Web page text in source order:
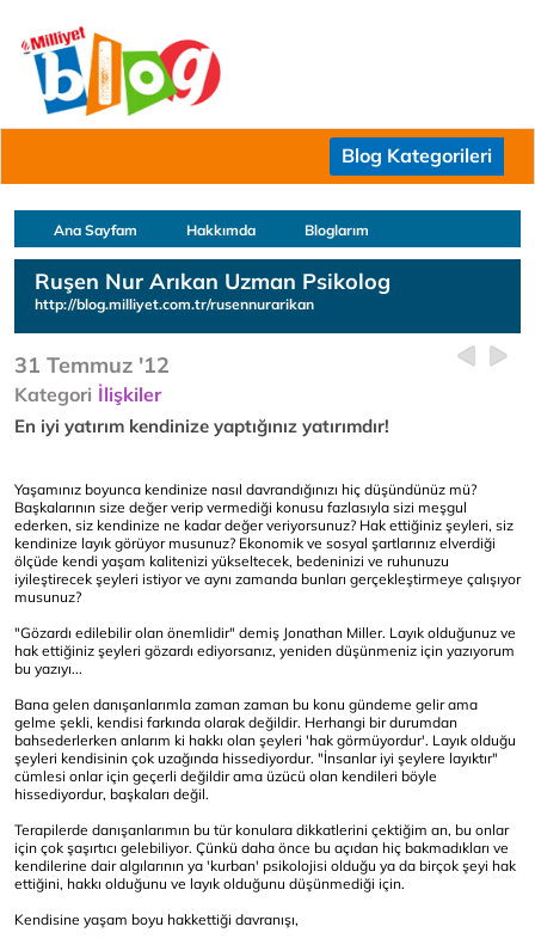
Blog Kategorileri
Ana Sayfam Hakkımda Bloglarım
Ruşen Nur Arıkan Uzman Psikolog
http://blog.milliyet.com.tr/rusennurarikan
31 Temmuz '12
Kategori İlişkiler
En iyi yatırım kendinize yaptığınız yatırımdır!
Yaşamınız boyunca kendinize nasıl davrandığınızı hiç düşündünüz mü?
Başkalarının size değer verip vermediği konusu fazlasıyla sizi meşgul
ederken, siz kendinize ne kadar değer veriyorsunuz? Hak ettiğiniz şeyleri, siz
kendinize layık görüyor musunuz? Ekonomik ve sosyal şartlarınız elverdiği
ölçüde kendi yaşam kalitenizi yükseltecek, bedeninizi ve ruhunuzu
iyileştirecek şeyleri istiyor ve aynı zamanda bunları gerçekleştirmeye çalışıyor
musunuz?
"Gözardı edilebilir olan önemlidir" demiş Jonathan Miller. Layık olduğunuz ve
hak ettiğiniz şeyleri gözardı ediyorsanız, yeniden düşünmeniz için yazıyorum
bu yazıyı...
Bana gelen danışanlarımla zaman zaman bu konu gündeme gelir ama
gelme şekli, kendisi farkında olarak değildir. Herhangi bir durumdan
bahsederlerken anlarım ki hakkı olan şeyleri 'hak görmüyordur'. Layık olduğu
şeyleri kendisinin çok uzağında hissediyordur. "İnsanlar iyi şeylere layıktır"
cümlesi onlar için geçerli değildir ama üzücü olan kendileri böyle
hissediyordur, başkaları değil.
Terapilerde danışanlarımın bu tür konulara dikkatlerini çektiğim an, bu onlar
için çok şaşırtıcı gelebiliyor. Çünkü daha önce bu açıdan hiç bakmadıkları ve
kendilerine dair algılarının ya 'kurban' psikolojisi olduğu ya da birçok şeyi hak
ettiğini, hakkı olduğunu ve layık olduğunu düşünmediği için.
Kendisine yaşam boyu hakkettiği davranışı,